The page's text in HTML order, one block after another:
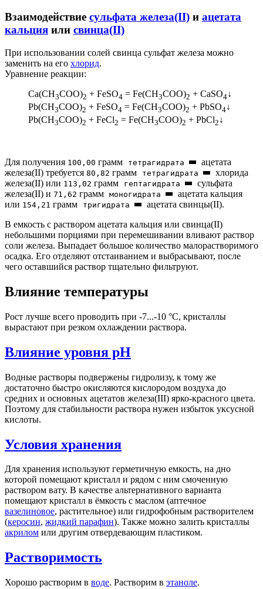
Взаимодействие сульфата железа(II) и ацетата
кальция или свинца(II)
При использовании солей свинца сульфат железа можно
заменить на его хлорид.
Уравнение реакции:
Ca(CH3COO)2 + FeSO4 = Fe(CH3COO)2 + CaSO4↓
Pb(CH3COO)2 + FeSO4 = Fe(CH3COO)2 + PbSO4↓
Pb(CH3COO)2 + FeCl2 = Fe(CH3COO)2 + PbCl2 ↓
Для получения 100,00 грамм тетрагидрата
ацетата
железа(II) требуется 80,82 грамм тетрагидрата
хлорида
железа(II) или 113,02 грамм гептагидрата
сульфата
железа(II) и 71,62 грамм моногидрата
ацетата кальция
или 154,21 грамм тригидрата
ацетата свинцы(II).
В емкость с раствором ацетата кальция или свинца(II)
небольшими порциями при перемешивании вливают раствор
соли железа. Выпадает большое количество малорастворимого
осадка. Его отделяют отстаиванием и выбрасывают, после
чего оставшийся раствор тщательно фильтруют.
Влияние температуры
Рост лучше всего проводить при -7...-10 °C, кристаллы
вырастают при резком охлаждении раствора.
Влияние уровня pH
Водные растворы подвержены гидролизу, к тому же
достаточно быстро окисляются кислородом воздуха до
средних и основных ацетатов железа(III) ярко-красного цвета.
Поэтому для стабильности раствора нужен избыток уксусной
кислоты.
Условия хранения
Для хранения используют герметичную емкость, на дно
которой помещают кристалл и рядом с ним смоченную
раствором вату. В качестве альтернативного варианта
помещают кристалл в ёмкость с маслом (аптечное
вазелиновое, растительное) или гидрофобным растворителем
(керосин, жидкий парафин). Также можно залить кристаллы
акрилом или другим отвердевающим пластиком.
Растворимость
Хорошо растворим в воде. Растворим в этаноле.